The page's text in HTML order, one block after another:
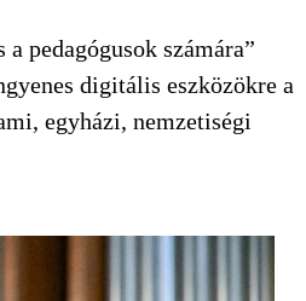
pedagógusok számára”
digitális eszközökre a
egyházi, nemzetiségi